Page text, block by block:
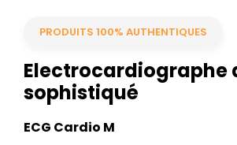
PRODUITS 100% AUTHENTIQUES
Electrocardiographe
sophistiqué
ECG Cardio M